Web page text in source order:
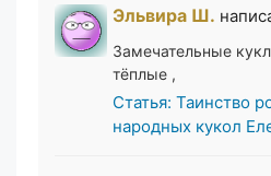
Эльвира Ш.
Замечательные
тёплые ,
Статья: Таинство
народных кукол